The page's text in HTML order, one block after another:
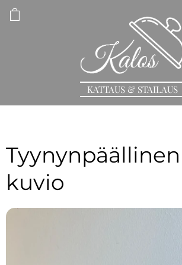
KATTAUS & STAILAUS
kuvio